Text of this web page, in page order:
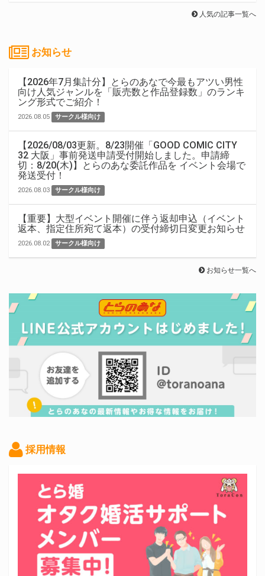
人気の記事一覧へ
お知らせ
【2026年7月集計分】とらのあなで今最もアツい男性
向け人気ジャンルを「販売数と作品登録数」のランキ
ング形式でご紹介！
2026.08.05 サークル様向け
【2026/08/03更新。8/23開催「GOOD COMIC CITY
32 大阪」事前発送申請受付開始しました。申請締
切：8/20(木)】とらのあな委託作品を イベント会場で
発送受付！
2026.08.03 サークル様向け
【重要】大型イベント開催に伴う返却申込（イベント
返本、指定住所宛て返本）の受付締切日変更お知らせ
2026.08.02 サークル様向け
お知らせ一覧へ
採用情報